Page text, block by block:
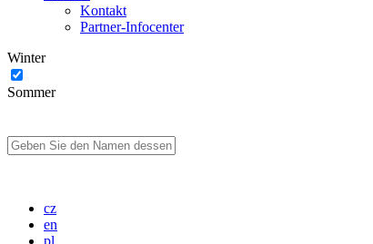
Kontakt
Partner-Infocenter
Winter
Sommer
cz
en
pl